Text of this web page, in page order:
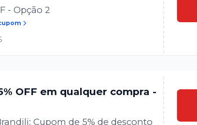
- Opção 2
OFF em qualquer compra -
Cupom de 5% de desconto